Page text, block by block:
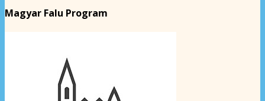
Magyar Falu Program